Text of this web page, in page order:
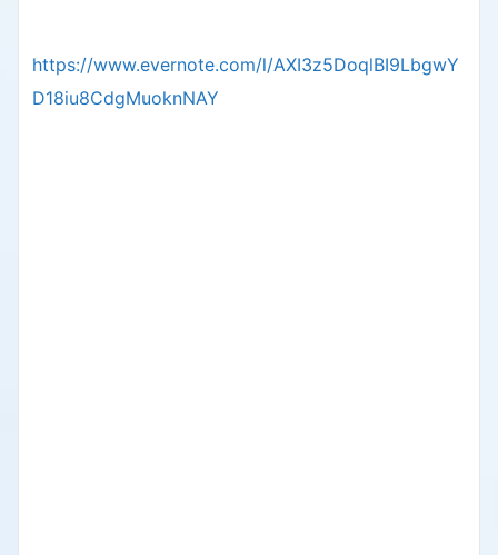
https://www.evernote.com/l/AXI3z5DoqlBI9LbgwY
D18iu8CdgMuoknNAY